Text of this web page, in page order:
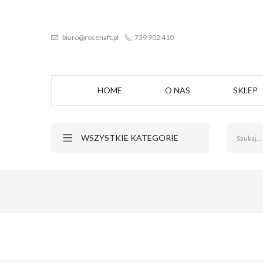
biuro@rosehaft.pl 739 902 410
HOME O NAS SKLEP
WSZYSTKIE KATEGORIE